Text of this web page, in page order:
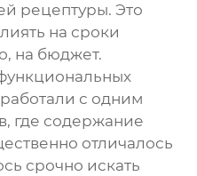
рецептуры. Это
на сроки
на бюджет.
с одним
где содержание
отличалось
срочно искать